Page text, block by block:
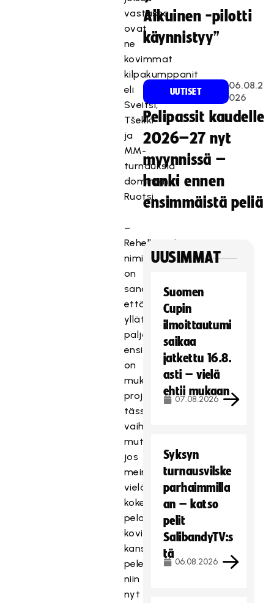
vastassa
ovat
ne
kovimmat
kilpakumppanit
eli
Sveitsi,
Tšekki
ja
MM-
turnauksia
dominoinut
Ruotsi.
–
Rehellisyyden
nimissä
on
sanottava,
että
yllättävän
paljon
ensikertalaisia
on
mukana
projektin
tässä
vaiheessa,
mutta
jos
meinaa
vielä
kokeilla
pelaajia
kovissa
kansainvälisissä
peleissä,
niin
nyt
Aikuinen -pilotti
käynnistyy”
UUTISET
06.08.2
026
Pelipassit kaudelle
2026–27 nyt
myynnissä –
hanki ennen
ensimmäistä peliä
UUSIMMAT
Suomen
Cupin
ilmoittautumi
saikaa
jatkettu 16.8.
asti – vielä
ehtii mukaan
07.08.2026
Syksyn
turnausvilske
parhaimmilla
an – katso
pelit
SalibandyTV:s
tä
06.08.2026